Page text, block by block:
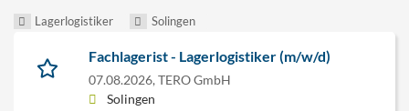
Lagerlogistiker Solingen
Fachlagerist - Lagerlogistiker (m/w/d)
07.08.2026, TERO GmbH
Solingen